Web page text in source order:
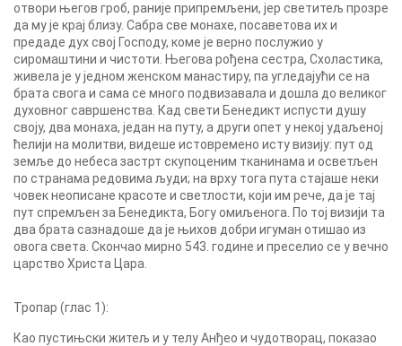
отвори његов гроб, раније припремљени, јер светитељ прозре
да му је крај близу. Сабра све монахе, посаветова их и
предаде дух свој Господу, коме је верно послужио у
сиромаштини и чистоти. Његова рођена сестра, Схоластика,
живела је у једном женском манастиру, па угледајући се на
брата свога и сама се много подвизавала и дошла до великог
духовног савршенства. Кад свети Бенедикт испусти душу
своју, два монаха, један на путу, а други опет у некој удаљеној
ћелији на молитви, видеше истовремено исту визију: пут од
земље до небеса застрт скупоценим тканинама и осветљен
по странама редовима људи; на врху тога пута стајаше неки
човек неописане красоте и светлости, који им рече, да је тај
пут спремљен за Бенедикта, Богу омиљенога. По тој визији та
два брата сазнадоше да је њихов добри игуман отишао из
овога света. Скончао мирно 543. године и преселио се у вечно
царство Христа Цара.
Тропар (глас 1):
Као пустињски житељ и у телу Анђео и чудотворац, показао